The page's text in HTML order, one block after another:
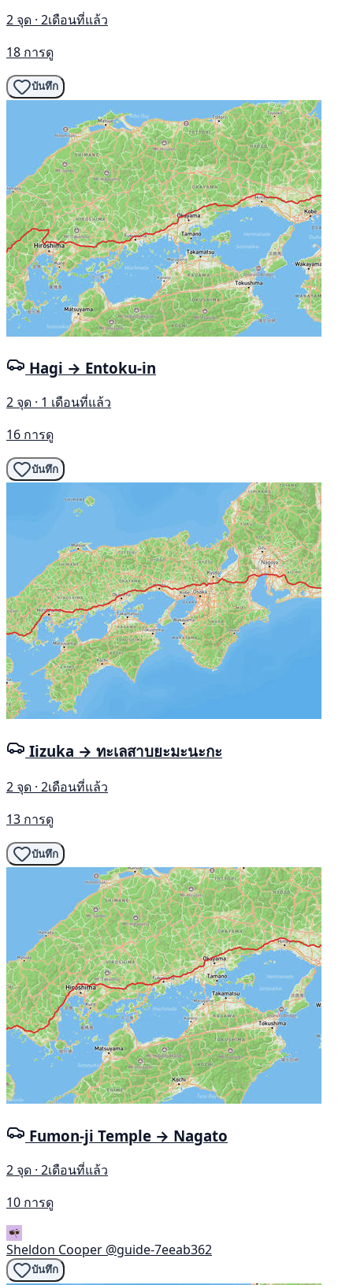
2 จุด · 2เดือนที่แล้ว
18 การดู
บันทึก
Hagi → Entoku-in
2 จุด · 1 เดือนที่แล้ว
16 การดู
บันทึก
Iizuka → ทะเลสาบยะมะนะกะ
2 จุด · 2เดือนที่แล้ว
13 การดู
บันทึก
Fumon-ji Temple → Nagato
2 จุด · 2เดือนที่แล้ว
10 การดู
Sheldon Cooper @guide-7eeab362
บันทึก